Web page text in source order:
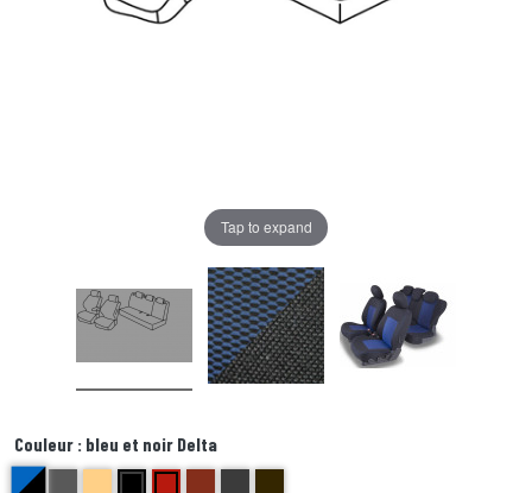
Tap to expand
Couleur : bleu et noir Delta
bleu et noir Delta
anthracite golf
beige bravo
noir centre gris bord noir foxtrot
Rouge ( bord noir) Echo